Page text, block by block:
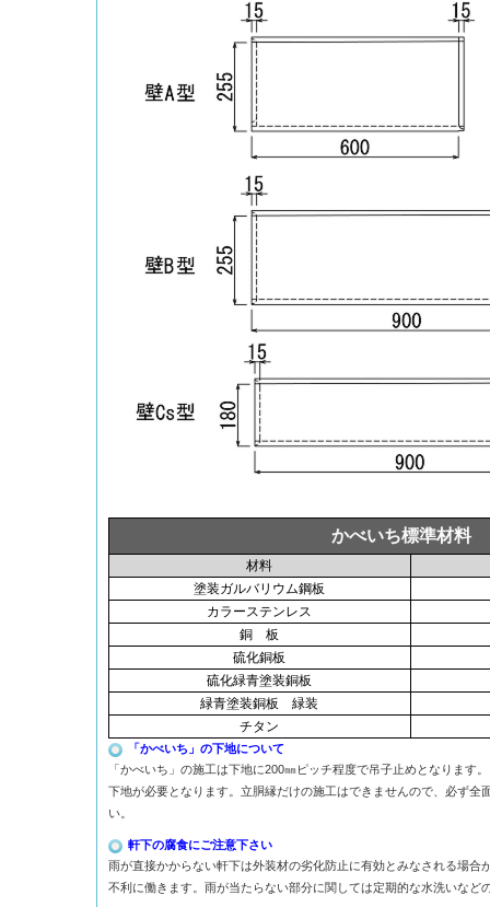
かべいち標準材料
材料
塗装ガルバリウム鋼板
カラーステンレス
銅 板
硫化銅板
硫化緑青塗装銅板
緑青塗装銅板 緑装
チタン
「かべいち」の下地について
「かべいち」の施工は下地に200㎜ピッチ程度で吊子止めとなります
下地が必要となります。立胴縁だけの施工はできませんので、必ず全
い。
軒下の腐食にご注意下さい
雨が直接かからない軒下は外装材の劣化防止に有効とみなされる場合
不利に働きます。雨が当たらない部分に関しては定期的な水洗いなど